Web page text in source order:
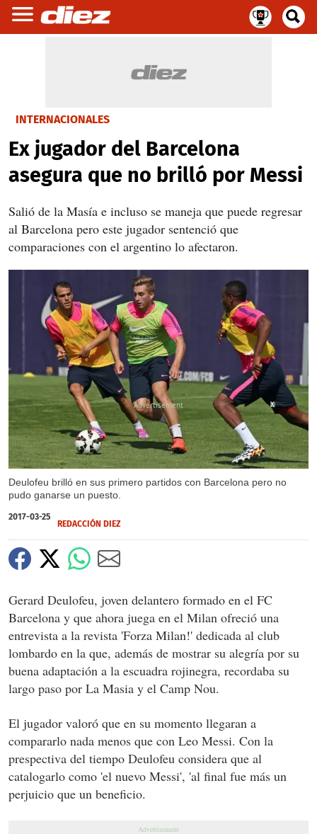
INTERNACIONALES
Ex jugador del Barcelona
asegura que no brilló por Messi
Salió de la Masía e incluso se maneja que puede regresar
al Barcelona pero este jugador sentenció que
comparaciones con el argentino lo afectaron.
Deulofeu brilló en sus primero partidos con Barcelona pero no
pudo ganarse un puesto.
X
2017-03-25
REDACCIÓN DIEZ
Gerard Deulofeu, joven delantero formado en el FC
Barcelona y que ahora juega en el Milan ofreció una
entrevista a la revista 'Forza Milan!' dedicada al club
lombardo en la que, además de mostrar su alegría por su
buena adaptación a la escuadra rojinegra, recordaba su
largo paso por La Masia y el Camp Nou.
El jugador valoró que en su momento llegaran a
compararlo nada menos que con Leo Messi. Con la
prespectiva del tiempo Deulofeu considera que al
catalogarlo como 'el nuevo Messi', 'al final fue más un
perjuicio que un beneficio.